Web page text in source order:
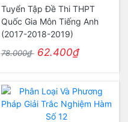
Tuyển Tập Đề Thi THPT
Quốc Gia Môn Tiếng Anh
(2017-2018-2019)
78.000₫ 62.400₫